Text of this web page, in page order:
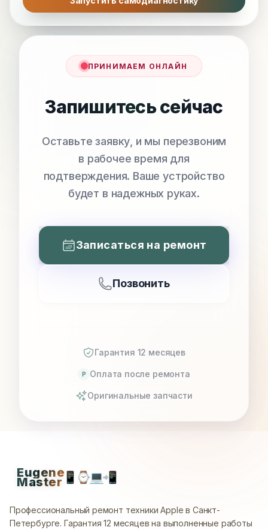
ПРИНИМАЕМ ОНЛАЙН
Запишитесь сейчас
Оставьте заявку, и мы перезвоним
в рабочее время для
подтверждения. Ваше устройство
будет в надежных руках.
Записаться на ремонт
Позвонить
Гарантия 12 месяцев
P Оплата после ремонта
Оригинальные запчасти
Eugene
Master📱 ⌚💻📲
Профессиональный ремонт техники Apple в Санкт-
Петербурге. Гарантия 12 месяцев на выполненные работы